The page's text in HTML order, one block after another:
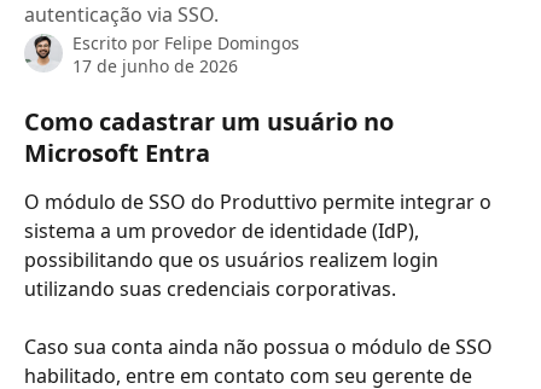
autenticação via SSO.
Escrito por Felipe Domingos
17 de junho de 2026
Como cadastrar um usuário no
Microsoft Entra
O módulo de SSO do Produttivo permite integrar o
sistema a um provedor de identidade (IdP),
possibilitando que os usuários realizem login
utilizando suas credenciais corporativas.
Caso sua conta ainda não possua o módulo de SSO
habilitado, entre em contato com seu gerente de